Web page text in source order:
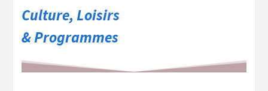
Culture, Loisirs
& Programmes